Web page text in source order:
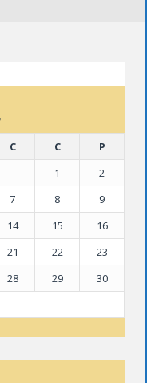
C C
P
1
2
7 8
9
14 15
16
21 22
23
28 29
30